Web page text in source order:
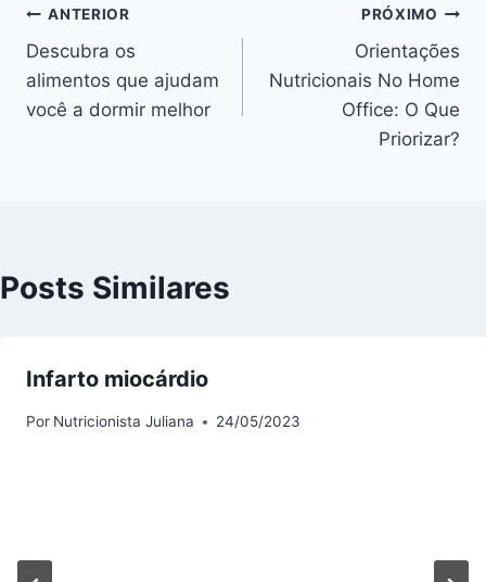
Navegação
de
Post
ANTERIOR
Descubra os
alimentos que ajudam
você a dormir melhor
PRÓXIMO
Orientações
Nutricionais No Home
Office: O Que
Priorizar?
Posts Similares
Infarto miocárdio
Por Nutricionista Juliana 24/05/2023